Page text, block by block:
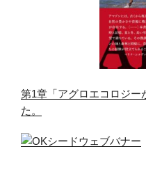
第1章「アグロエコロジー
た。